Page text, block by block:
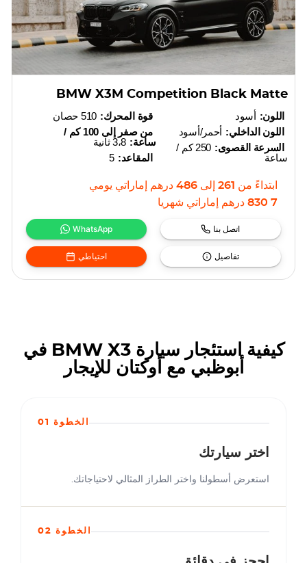
BMW X3M Competition Black Matte
قوة المحرك: 510 حصان
من صفر إلى 100 كم /
ساعة: 3،8 ثانية
المقاعد: 5
اللون: أسود
اللون الداخلي: أحمر/أسود
السرعة القصوى:
250 كم /
ساعة
ابتداءً من 261 إلى 486 درهم إماراتي يومي
7 830
درهم إماراتي شهريا
WhatsApp اتصل بنا
احتياطي تفاصيل
كيفية استئجار سيارة BMW X3 في
أبوظبي مع أوكتان للإيجار
الخطوة 01
اختر سيارتك
استعرض أسطولنا واختر الطراز المثالي لاحتياجاتك.
الخطوة 02